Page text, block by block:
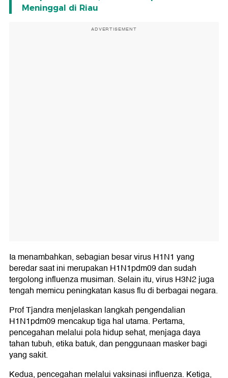
Meninggal di Riau
ADVERTISEMENT
Ia menambahkan, sebagian besar virus H1N1 yang
beredar saat ini merupakan H1N1pdm09 dan sudah
tergolong influenza musiman. Selain itu, virus H3N2 juga
tengah memicu peningkatan kasus flu di berbagai negara.
Prof Tjandra menjelaskan langkah pengendalian
H1N1pdm09 mencakup tiga hal utama. Pertama,
pencegahan melalui pola hidup sehat, menjaga daya
tahan tubuh, etika batuk, dan penggunaan masker bagi
yang sakit.
Kedua, pencegahan melalui vaksinasi influenza. Ketiga,